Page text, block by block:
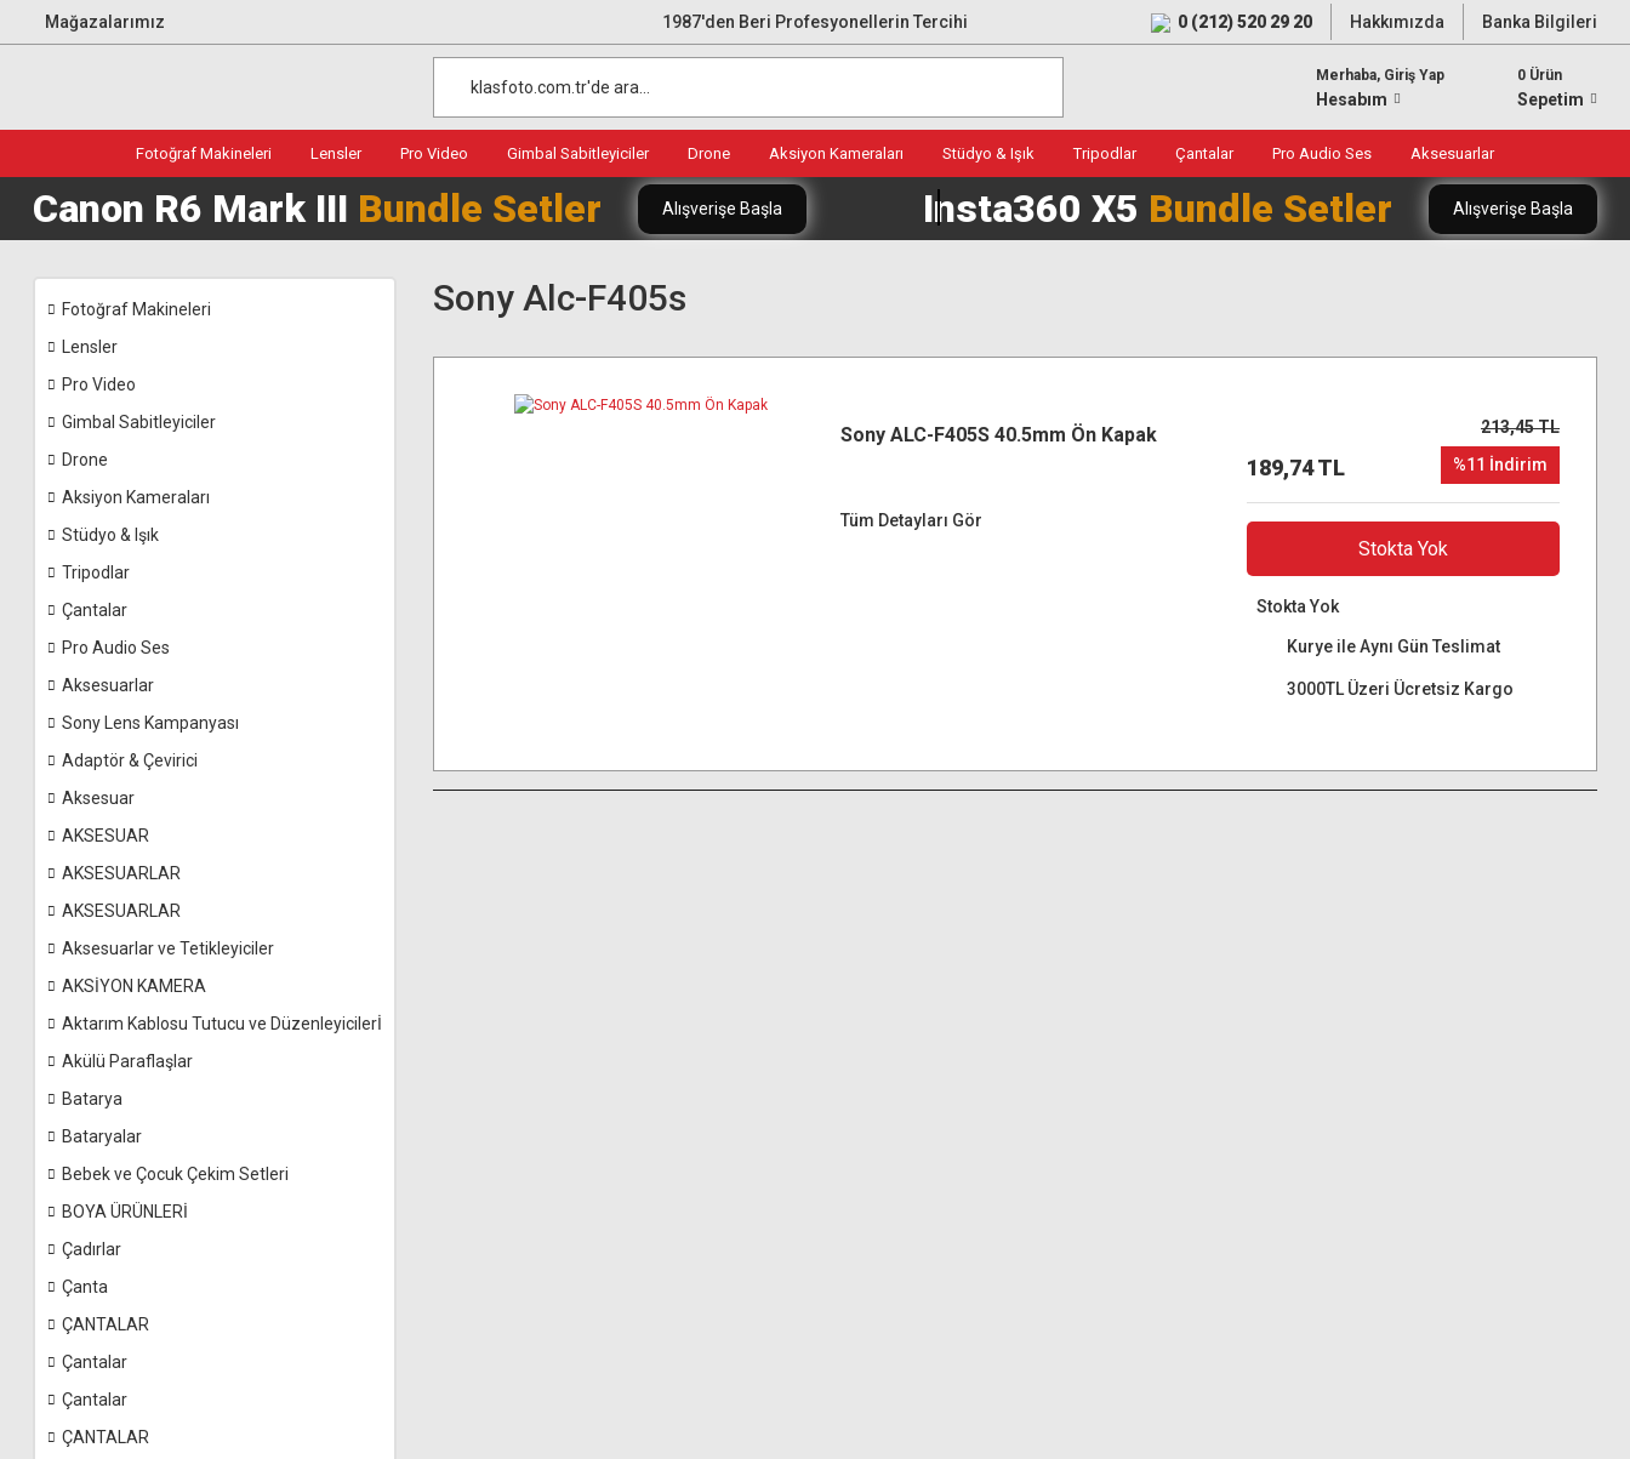
Mağazalarımız 1987'den Beri Profesyonellerin Tercihi 0 (212) 520 29 20 Hakkımızda Banka Bilgileri
Merhaba, Giriş Yap
Hesabım
0 Ürün
Sepetim
Fotoğraf Makineleri Lensler Pro Video Gimbal Sabitleyiciler Drone Aksiyon Kameraları Stüdyo & Işık Tripodlar Çantalar Pro Audio Ses Aksesuarlar
Canon R6 Mark III Bundle Setler Alışverişe Başla Insta360 X5 Bundle Setler Alışverişe Başla
Fotoğraf Makineleri
Lensler
Pro Video
Gimbal Sabitleyiciler
Drone
Aksiyon Kameraları
Stüdyo & Işık
Tripodlar
Çantalar
Pro Audio Ses
Aksesuarlar
Sony Lens Kampanyası
Adaptör & Çevirici
Aksesuar
AKSESUAR
AKSESUARLAR
AKSESUARLAR
Aksesuarlar ve Tetikleyiciler
AKSİYON KAMERA
Aktarım Kablosu Tutucu ve Düzenleyicilerİ
Akülü Paraflaşlar
Batarya
Bataryalar
Bebek ve Çocuk Çekim Setleri
BOYA ÜRÜNLERİ
Çadırlar
Çanta
ÇANTALAR
Çantalar
Çantalar
ÇANTALAR
Sony Alc-F405s
Sony ALC-F405S 40.5mm Ön Kapak
Tüm Detayları Gör
189,74 TL
213,45 TL
%11 İndirim
Stokta Yok
Stokta Yok
Kurye ile Aynı Gün Teslimat
3000TL Üzeri Ücretsiz Kargo